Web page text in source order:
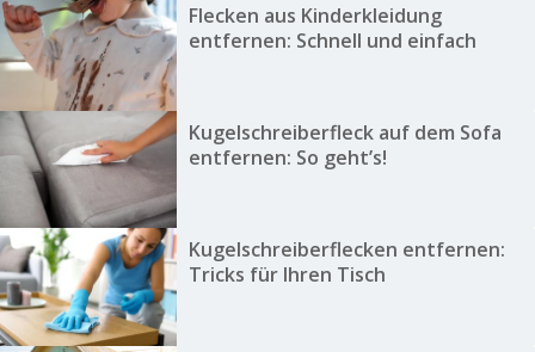
Flecken aus Kinderkleidung
entfernen: Schnell und einfach
Kugelschreiberfleck auf dem Sofa
entfernen: So geht’s!
Kugelschreiberflecken entfernen:
Tricks für Ihren Tisch